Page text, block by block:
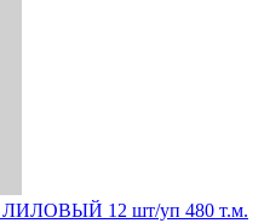
ЛИЛОВЫЙ 12 шт/уп 480 т.м.